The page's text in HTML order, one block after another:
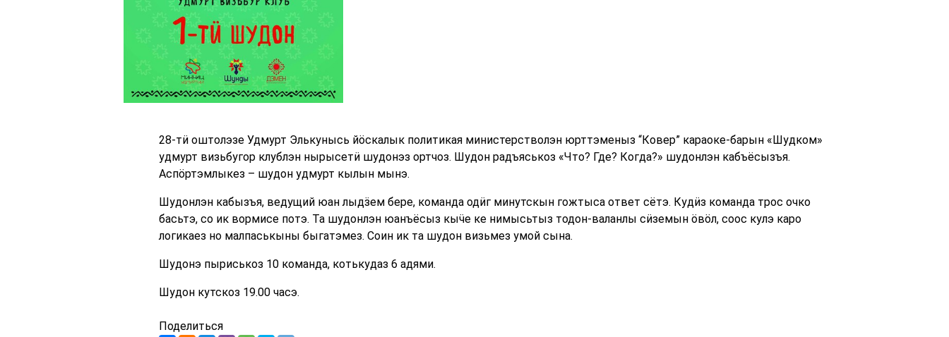
28-тӥ оштолэзе Удмурт Элькунысь йӧскалык политикая министерстволэн юрттэменыз “Ковер” караоке-барын «Шудком»
удмурт визьбугор клублэн нырысетӥ шудонэз ортчоз. Шудон радъяськоз «Что? Где? Когда?» шудонлэн кабъёсызъя.
Аспӧртэмлыкез – шудон удмурт кылын мынэ.
Шудонлэн кабызъя, ведущий юан лыдӟем бере, команда одӥг минутскын гожтыса ответ сётэ. Кудӥз команда трос очко
басьтэ, со ик вормисе потэ. Та шудонлэн юанъёсыз кыӵе ке нимысьтыз тодон-валанлы сӥземын ӧвӧл, соос кулэ каро
логикаез но малпаськыны быгатэмез. Соин ик та шудон визьмез умой сына.
Шудонэ пыриськоз 10 команда, котькудаз 6 адями.
Шудон кутскоз 19.00 часэ.
Поделиться